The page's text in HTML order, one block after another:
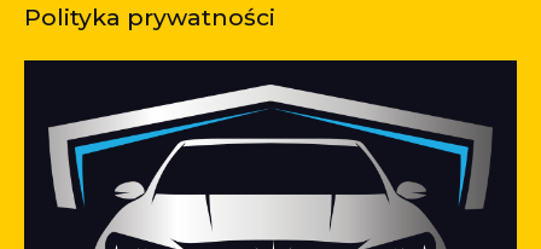
Polityka prywatności